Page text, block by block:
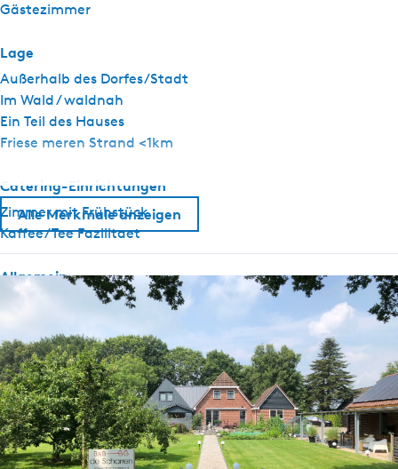
Gästezimmer
Lage
Außerhalb des Dorfes/Stadt
Im Wald / waldnah
Ein Teil des Hauses
Friese meren Strand <1km
Catering-Einrichtungen
Zimmer mit Frühstück
Kaffee/Tee Fazilitaet
Allgemein
WiFi (privat)
Bettdecken
Sanitär
WC im Badezimmer
Toilette (privat)
Alle Merkmale anzeigen